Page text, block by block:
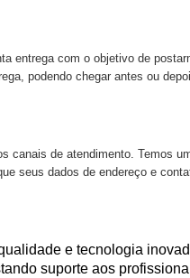
entrega com o objetivo de
podendo chegar antes ou
canais de atendimento. Temos
seus dados de endereço e
e tecnologia
suporte aos